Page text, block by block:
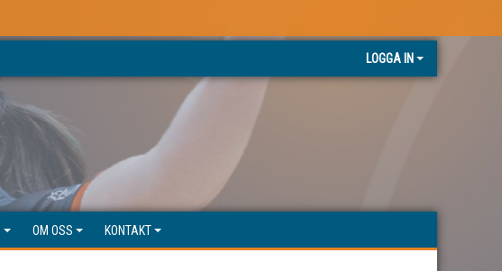
LOGGA IN
OM OSS KONTAKT